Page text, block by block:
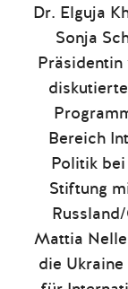
Dr. Elguja
Sonja
Präsidentin
Bereich
Politik
Stiftung
Mattia
die